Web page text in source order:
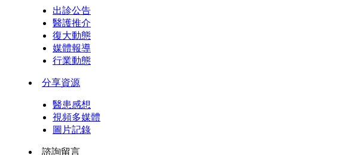
出診公告
醫護推介
復大動態
媒體報導
行業動態
分享資源
醫患感想
視頻多媒體
圖片記錄
諮詢留言